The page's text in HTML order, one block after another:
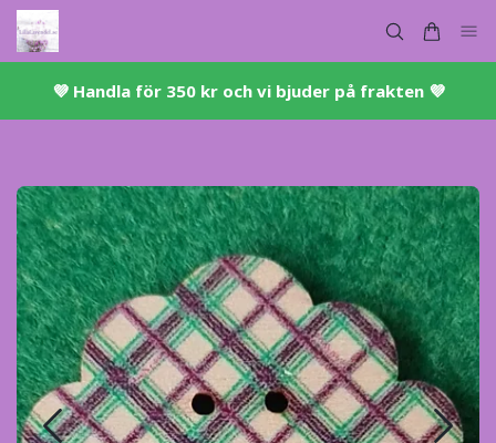
💜 ​Handla för 350 kr och vi bjuder på frakten 💜​